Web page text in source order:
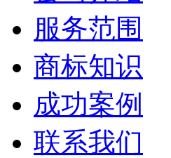
服务范围
商标知识
成功案例
联系我们